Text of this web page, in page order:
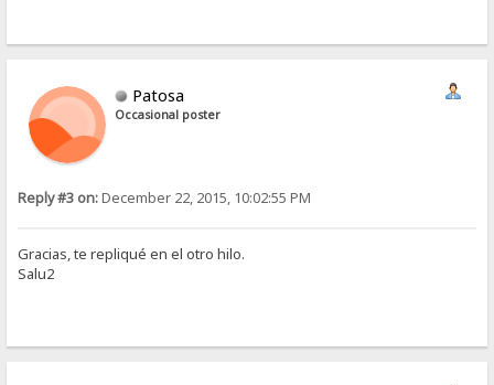
Patosa
Occasional poster
Reply #3 on:December 22, 2015, 10:02:55 PM
Gracias, te repliqué en el otro hilo.
Salu2